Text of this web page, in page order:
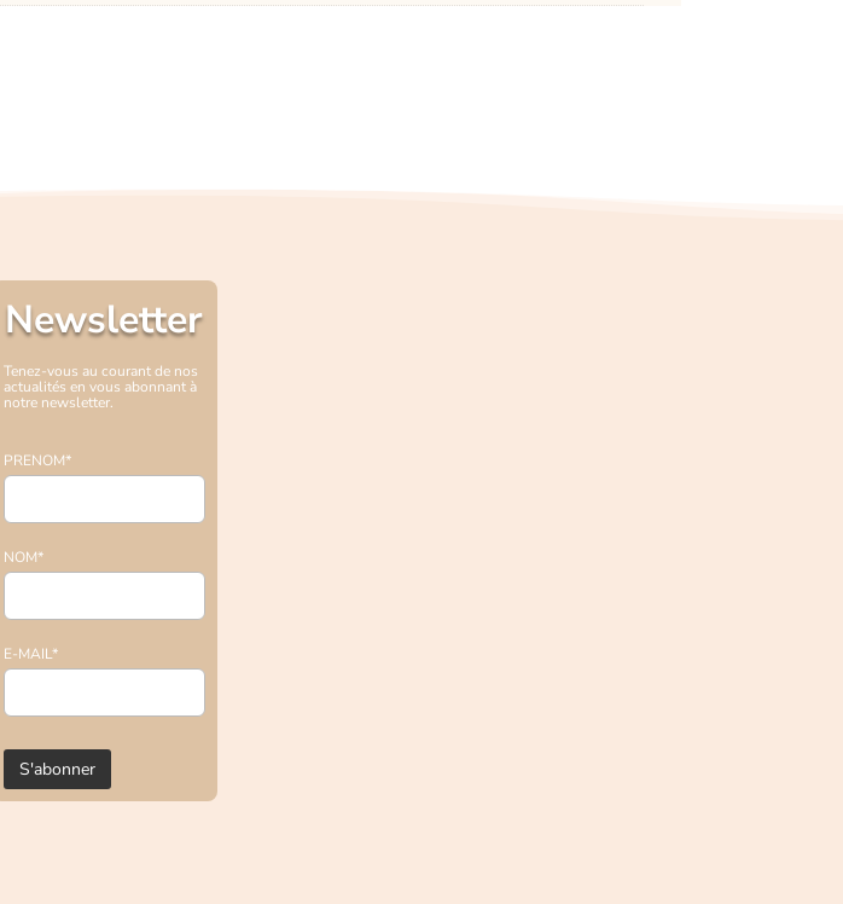
Newsletter
Tenez-vous au courant de nos
actualités en vous abonnant à
notre newsletter.
PRENOM*
NOM*
E-MAIL*